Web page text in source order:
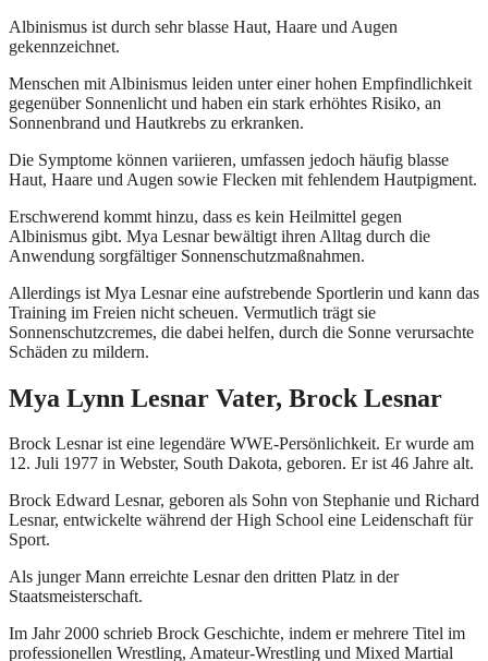
Albinismus ist durch sehr blasse Haut, Haare und Augen
gekennzeichnet.
Menschen mit Albinismus leiden unter einer hohen Empfindlichkeit
gegenüber Sonnenlicht und haben ein stark erhöhtes Risiko, an
Sonnenbrand und Hautkrebs zu erkranken.
Die Symptome können variieren, umfassen jedoch häufig blasse
Haut, Haare und Augen sowie Flecken mit fehlendem Hautpigment.
Erschwerend kommt hinzu, dass es kein Heilmittel gegen
Albinismus gibt. Mya Lesnar bewältigt ihren Alltag durch die
Anwendung sorgfältiger Sonnenschutzmaßnahmen.
Allerdings ist Mya Lesnar eine aufstrebende Sportlerin und kann das
Training im Freien nicht scheuen. Vermutlich trägt sie
Sonnenschutzcremes, die dabei helfen, durch die Sonne verursachte
Schäden zu mildern.
Mya Lynn Lesnar Vater, Brock Lesnar
Brock Lesnar ist eine legendäre WWE-Persönlichkeit. Er wurde am
12. Juli 1977 in Webster, South Dakota, geboren. Er ist 46 Jahre alt.
Brock Edward Lesnar, geboren als Sohn von Stephanie und Richard
Lesnar, entwickelte während der High School eine Leidenschaft für
Sport.
Als junger Mann erreichte Lesnar den dritten Platz in der
Staatsmeisterschaft.
Im Jahr 2000 schrieb Brock Geschichte, indem er mehrere Titel im
professionellen Wrestling, Amateur-Wrestling und Mixed Martial